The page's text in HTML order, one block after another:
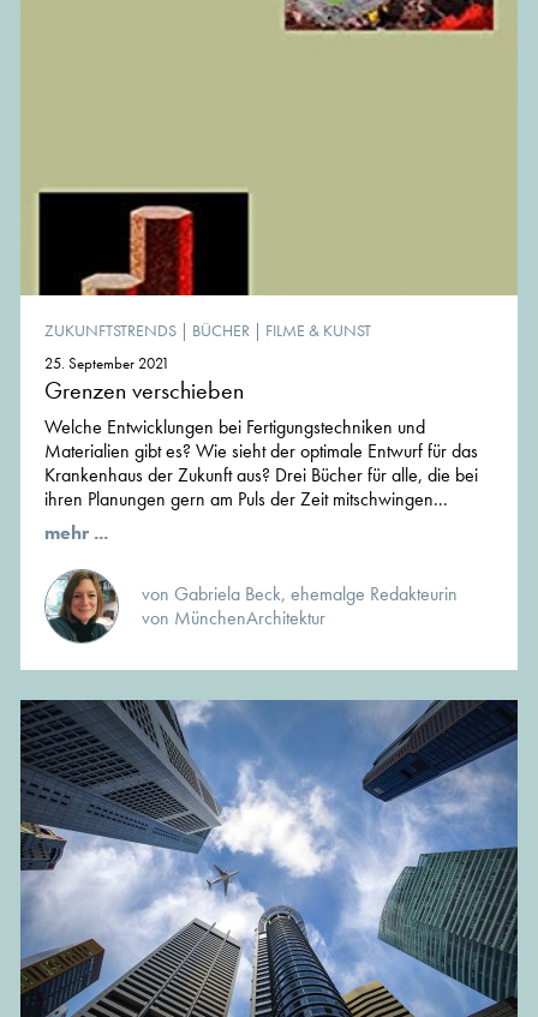
ZUKUNFTSTRENDS | BÜCHER | FILME & KUNST
25. September 2021
Grenzen verschieben
Welche Entwicklungen bei Fertigungstechniken und
Materialien gibt es? Wie sieht der optimale Entwurf für das
Krankenhaus der Zukunft aus? Drei Bücher für alle, die bei
ihren Planungen gern am Puls der Zeit mitschwingen...
mehr ...
von Gabriela Beck, ehemalge Redakteurin
von MünchenArchitektur